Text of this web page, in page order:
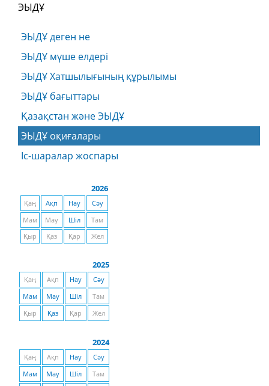
ЭЫДҰ
ЭЫДҰ деген не
ЭЫДҰ мүше елдері
ЭЫДҰ Хатшылығының құрылымы
ЭЫДҰ бағыттары
Қазақстан және ЭЫДҰ
ЭЫДҰ оқиғалары
Іс-шаралар жоспары
2026
Қаң Ақп Нау
Сәу
Мам
Мау Шіл
Там
Қыр
Қаз Қар Жел
2025
Қаң Ақп Нау
Сәу
Мам
Мау Шіл
Там
Қыр
Қаз Қар Жел
2024
Қаң Ақп Нау
Сәу
Мам
Мау Шіл
Там